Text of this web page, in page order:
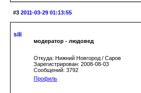
#3 2011-03-29 01:13:55
sili
модератор - людовед
Откуда: Нижний Новгород / Саров
Зарегистрирован: 2008-08-03
Сообщений: 3792
Профиль